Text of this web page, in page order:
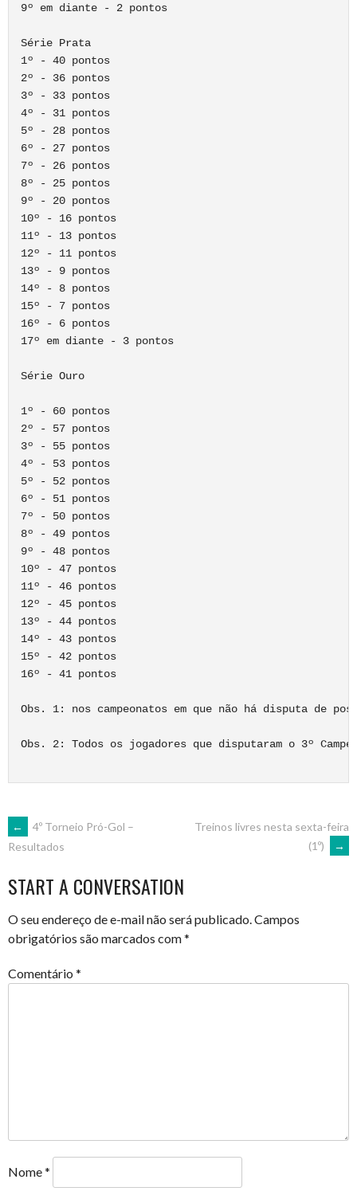
9º em diante - 2 pontos
Série Prata
1º - 40 pontos
2º - 36 pontos
3º - 33 pontos
4º - 31 pontos
5º - 28 pontos
6º - 27 pontos
7º - 26 pontos
8º - 25 pontos
9º - 20 pontos
10º - 16 pontos
11º - 13 pontos
12º - 11 pontos
13º - 9 pontos
14º - 8 pontos
15º - 7 pontos
16º - 6 pontos
17º em diante - 3 pontos
Série Ouro
1º - 60 pontos
2º - 57 pontos
3º - 55 pontos
4º - 53 pontos
5º - 52 pontos
6º - 51 pontos
7º - 50 pontos
8º - 49 pontos
9º - 48 pontos
10º - 47 pontos
11º - 46 pontos
12º - 45 pontos
13º - 44 pontos
14º - 43 pontos
15º - 42 pontos
16º - 41 pontos
Obs. 1: nos campeonatos em que não há disputa de
Obs. 2: Todos os jogadores que disputaram o 3º
POST
NAVIGATION
←
4º Torneio Pró-Gol –
Resultados
Treinos livres nesta sexta-feira
(1º)
→
START A CONVERSATION
O seu endereço de e-mail não será publicado. Campos
obrigatórios são marcados com*
Comentário *
Nome*